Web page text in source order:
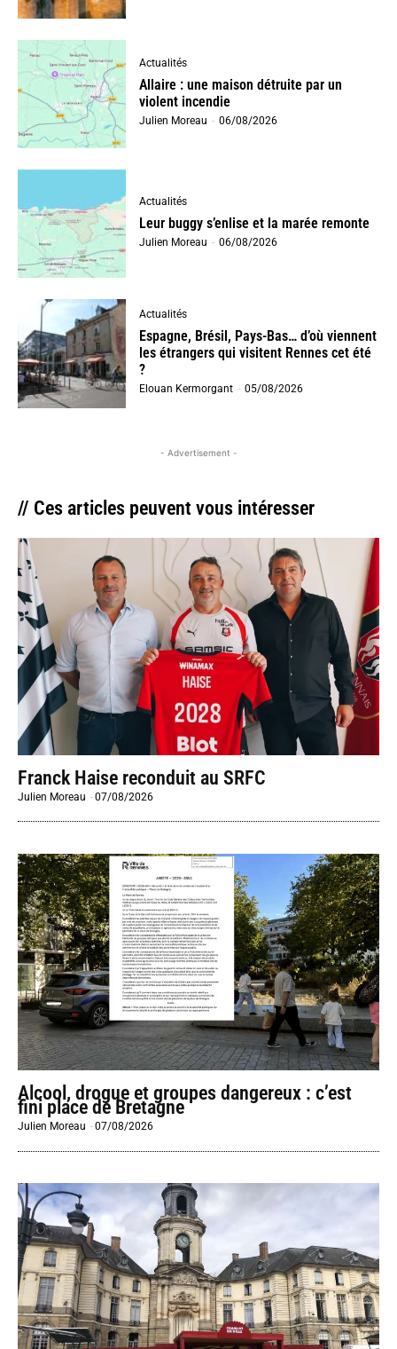
Actualités
Allaire : une maison détruite par un
violent incendie
Julien Moreau - 06/08/2026
Actualités
Leur buggy s’enlise et la marée remonte
Julien Moreau - 06/08/2026
Actualités
Espagne, Brésil, Pays-Bas… d’où viennent
les étrangers qui visitent Rennes cet été
?
Elouan Kermorgant - 05/08/2026
- Advertisement -
// Ces articles peuvent vous intéresser
Franck Haise reconduit au SRFC
Julien Moreau -07/08/2026
Alcool, drogue et groupes dangereux : c’est
fini place de Bretagne
Julien Moreau -07/08/2026